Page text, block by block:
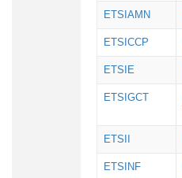
ETSIAMN
ETSICCP
ETSIE
ETSIGCT
ETSII
ETSINF